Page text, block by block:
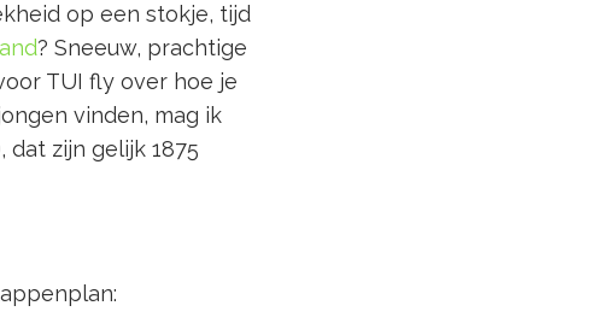
op een stokje, tijd
? Sneeuw, prachtige
TUI fly over hoe je
vinden, mag ik
dat zijn gelijk 1875